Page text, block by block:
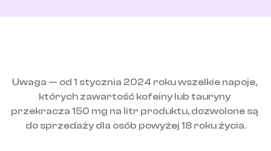
Uwaga — od 1 stycznia 2024 roku wszelkie napoje,
których zawartość kofeiny lub tauryny
przekracza 150 mg na litr produktu, dozwolone są
do sprzedaży dla osób powyżej 18 roku życia.